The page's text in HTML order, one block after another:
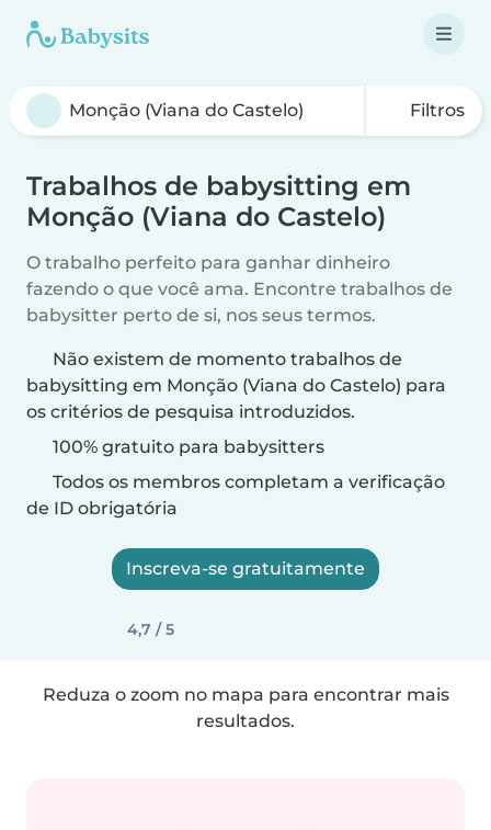
Filtros
Trabalhos de babysitting em
Monção (Viana do Castelo)
O trabalho perfeito para ganhar dinheiro
fazendo o que você ama. Encontre trabalhos de
babysitter perto de si, nos seus termos.
Não existem de momento trabalhos de
babysitting em Monção (Viana do Castelo) para
os critérios de pesquisa introduzidos.
100% gratuito para babysitters
Todos os membros completam a verificação
de ID obrigatória
Inscreva-se gratuitamente
4,7 / 5
Reduza o zoom no mapa para encontrar mais
resultados.